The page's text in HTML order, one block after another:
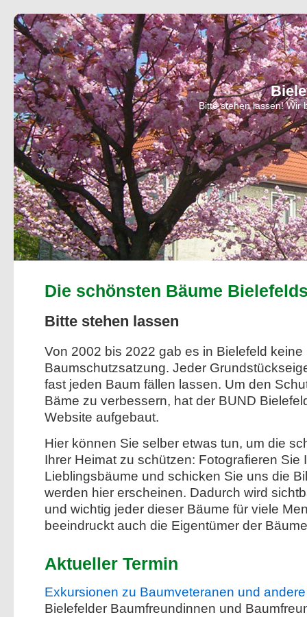
Bitte stehen lassen! Wir
Die schönsten Bäume
Bitte stehen lassen
Von 2002 bis 2022 gab es in Bielefeld keine
Baumschutzsatzung. Jeder
fast jeden Baum fällen lassen. Um den
Bäme zu verbessern, hat der BUND
Website aufgebaut.
Hier können Sie selber etwas tun, um die
Ihrer Heimat zu schützen: Fotografieren Sie
Lieblingsbäume und schicken Sie uns die
werden hier erscheinen. Dadurch wird
und wichtig jeder dieser Bäume für viele
beeindruckt auch die Eigentümer der
Aktueller Termin
Exkursionen zu Baumveteranen und
Bielefelder Baumfreundinnen und